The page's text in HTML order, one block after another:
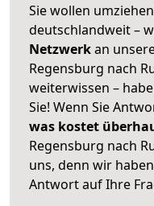
Sie wollen
deutschlandweit –
Netzwerkan
Regensburg nach
weiterwissen –
Sie! Wenn Sie
was kostet
Regensburg nach
uns, denn wir
Antwort auf Ihre